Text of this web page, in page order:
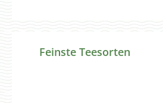
Produktgalerie überspringen
Feinste Teesorten